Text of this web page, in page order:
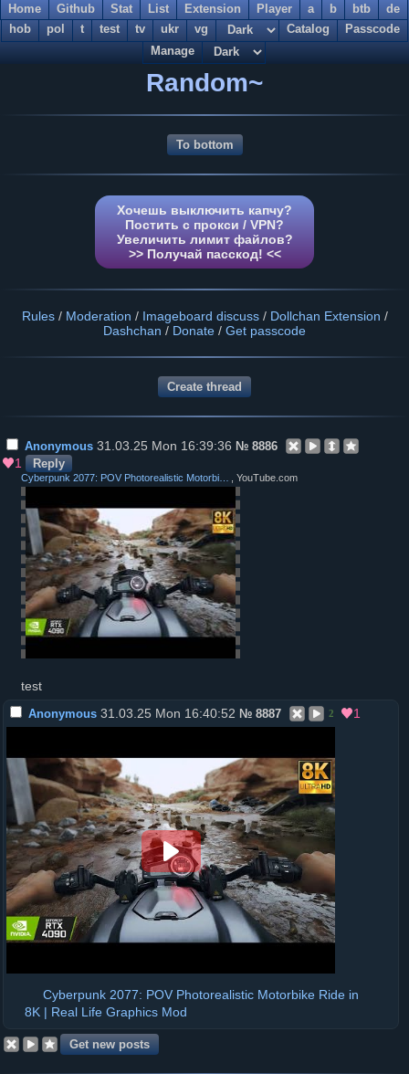
Home Github Stat List Extension Player a b btb
de
hob
pol t test tv ukr vg Catalog
Passcode
Manage
Random~
To bottom
Хочешь выключить капчу?
Постить с прокси / VPN?
Увеличить лимит файлов?
>> Получай пасскод! <<
Rules/ Moderation / Imageboard discuss/ Dollchan Extension /
Dashchan / Donate / Get passcode
Anonymous 31.03.25 Mon 16:39:36 № 8886
1 Reply
, YouTube.com
test
Anonymous 31.03.25 Mon 16:40:52 № 8887 2 1
Cyberpunk 2077: POV Photorealistic Motorbike Ride in
8K | Real Life Graphics Mod